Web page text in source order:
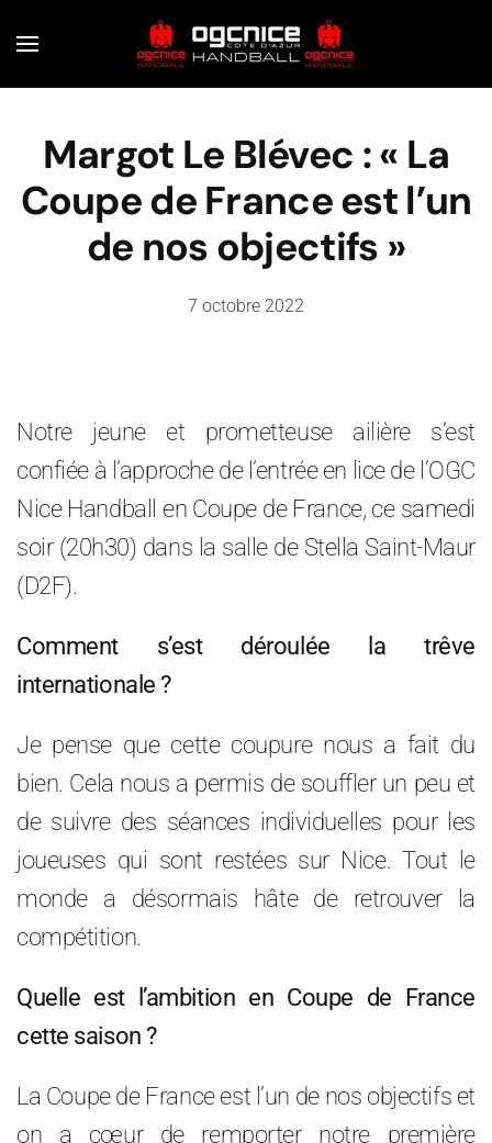
Skip to main content
Margot Le Blévec : « La
Coupe de France est l’un
de nos objectifs »
7 octobre 2022
Notre jeune et prometteuse ailière s’est
confiée à l’approche de l’entrée en lice de l’OGC
Nice Handball en Coupe de France, ce samedi
soir (20h30) dans la salle de Stella Saint-Maur
(D2F).
Comment s’est déroulée la trêve
internationale ?
Je pense que cette coupure nous a fait du
bien. Cela nous a permis de souffler un peu et
de suivre des séances individuelles pour les
joueuses qui sont restées sur Nice. Tout le
monde a désormais hâte de retrouver la
compétition.
Quelle est l’ambition en Coupe de France
cette saison ?
La Coupe de France est l’un de nos objectifs et
on a cœur de remporter notre première